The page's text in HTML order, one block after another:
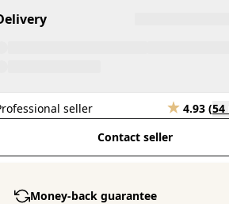
seller 4.93 (54
Contact seller
Money-back guarantee